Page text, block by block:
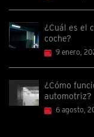
¿Cuál es el
coche?
9 enero,
¿Cómo
automotriz?
6 agosto,